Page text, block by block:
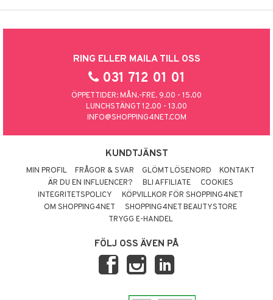
RING ELLER MAILA TILL OSS
031 712 01 01
ÖPPETTIDER: MÅN.-FRE. 9.00 - 15.00
LUNCHSTÄNGT 12.00 - 13.00
INFO@SHOPPING4NET.COM
KUNDTJÄNST
MIN PROFIL FRÅGOR & SVAR GLÖMT LÖSENORD
KONTAKT
ÄR DU EN INFLUENCER?
BLI AFFILIATE
COOKIES
INTEGRITETSPOLICY
KÖPVILLKOR FÖR SHOPPING4NET
OM SHOPPING4NET
SHOPPING4NET BEAUTYSTORE
TRYGG E-HANDEL
FÖLJ OSS ÄVEN PÅ